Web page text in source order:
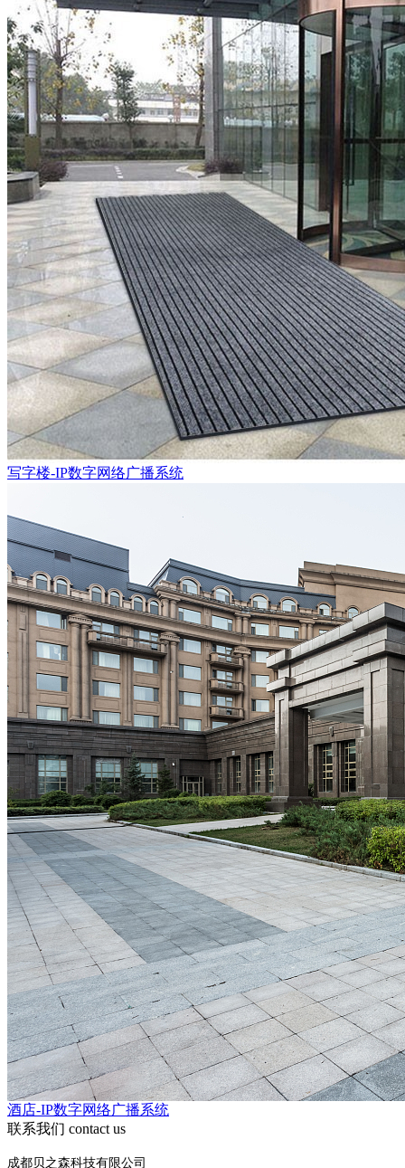
写字楼-IP数字网络广播系统
酒店-IP数字网络广播系统
联系我们 contact us
成都贝之森科技有限公司